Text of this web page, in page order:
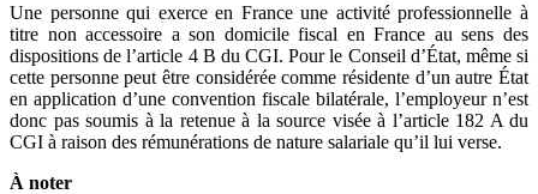
Une personne qui exerce en France une activité professionnelle à
titre non accessoire a son domicile fiscal en France au sens des
dispositions de l’article 4 B du CGI. Pour le Conseil d’État, même si
cette personne peut être considérée comme résidente d’un autre État
en application d’une convention fiscale bilatérale, l’employeur n’est
donc pas soumis à la retenue à la source visée à l’article 182 A du
CGI à raison des rémunérations de nature salariale qu’il lui verse.
À noter